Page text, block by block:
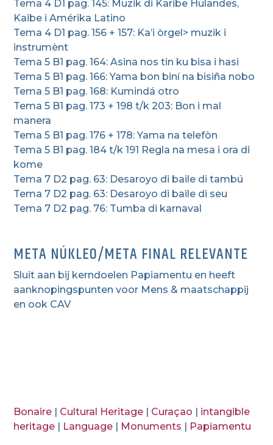
Tema 4 D1 pag. 145: Muzik di Karibe Hulandes,
Kaibe i Amérika Latino
Tema 4 D1 pag. 156 + 157: Ka’i òrgel> muzik i
instrumènt
Tema 5 B1 pag. 164: Asina nos tin ku bisa i hasi
Tema 5 B1 pag. 166: Yama bon biní na bisiña nobo
Tema 5 B1 pag. 168: Kumindá otro
Tema 5 B1 pag. 173 + 198 t/k 203: Bon i mal
manera
Tema 5 B1 pag. 176 + 178: Yama na telefòn
Tema 5 B1 pag. 184 t/k 191 Regla na mesa i ora di
kome
Tema 7 D2 pag. 63: Desaroyo di baile di tambú
Tema 7 D2 pag. 63: Desaroyo di baile di seu
Tema 7 D2 pag. 76: Tumba di karnaval
META NÚKLEO/META FINAL RELEVANTE
Sluit aan bij kerndoelen Papiamentu en heeft
aanknopingspunten voor Mens & maatschappij
en ook CAV
Bonaire Cultural Heritage Curaçao
intangible
heritage
Language Monuments Papiamentu